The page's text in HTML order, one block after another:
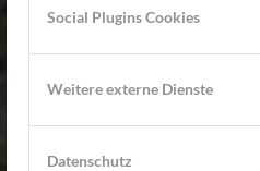
Social Plugins Cookies
Weitere externe Dienste
Datenschutz